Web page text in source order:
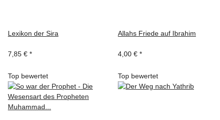
Lexikon der Sira
7,85 € *
Allahs Friede auf Ibrahim
4,00 € *
Top bewertet Top bewertet